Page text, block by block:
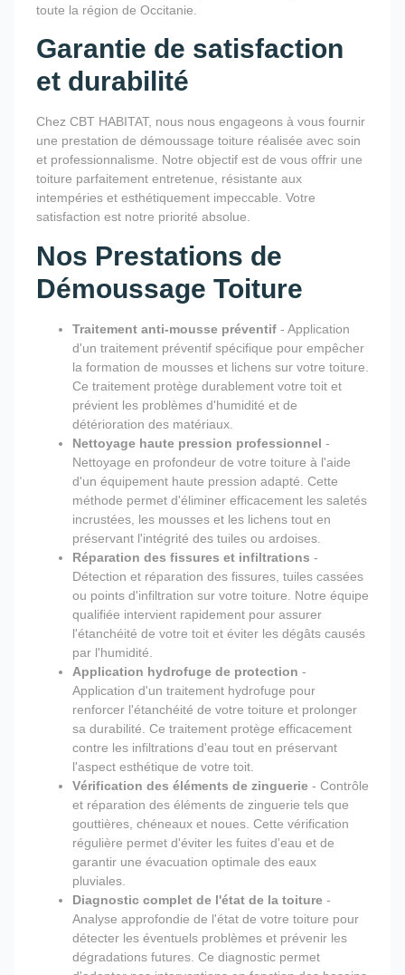
toute la région de Occitanie.
Garantie de satisfaction
et durabilité
Chez CBT HABITAT, nous nous engageons à vous fournir
une prestation de démoussage toiture réalisée avec soin
et professionnalisme. Notre objectif est de vous offrir une
toiture parfaitement entretenue, résistante aux
intempéries et esthétiquement impeccable. Votre
satisfaction est notre priorité absolue.
Nos Prestations de
Démoussage Toiture
Traitement anti-mousse préventif - Application
d'un traitement préventif spécifique pour empêcher
la formation de mousses et lichens sur votre toiture.
Ce traitement protège durablement votre toit et
prévient les problèmes d'humidité et de
détérioration des matériaux.
Nettoyage haute pression professionnel -
Nettoyage en profondeur de votre toiture à l'aide
d'un équipement haute pression adapté. Cette
méthode permet d'éliminer efficacement les saletés
incrustées, les mousses et les lichens tout en
préservant l'intégrité des tuiles ou ardoises.
Réparation des fissures et infiltrations -
Détection et réparation des fissures, tuiles cassées
ou points d'infiltration sur votre toiture. Notre équipe
qualifiée intervient rapidement pour assurer
l'étanchéité de votre toit et éviter les dégâts causés
par l'humidité.
Application hydrofuge de protection -
Application d'un traitement hydrofuge pour
renforcer l'étanchéité de votre toiture et prolonger
sa durabilité. Ce traitement protège efficacement
contre les infiltrations d'eau tout en préservant
l'aspect esthétique de votre toit.
Vérification des éléments de zinguerie - Contrôle
et réparation des éléments de zinguerie tels que
gouttières, chéneaux et noues. Cette vérification
régulière permet d'éviter les fuites d'eau et de
garantir une évacuation optimale des eaux
pluviales.
Diagnostic complet de l'état de la toiture -
Analyse approfondie de l'état de votre toiture pour
détecter les éventuels problèmes et prévenir les
dégradations futures. Ce diagnostic permet